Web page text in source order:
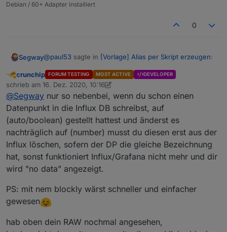
Debian / 60+ Adapter installiert
0
Segway@paul53 sagte in [Vorlage] Alias per Skript erzeugen:
Das Problem mit der DB ist eher der
"storageType".
Ja das hatte ich auch gelesen und habe es einfach
per Hand geändert unter RAW aber dann schreibt die
Influx nicht mehr da sie den Datentyp nicht kennt :-(
Also warte ich mal :-(
Abwesend
crunchip FORUM TESTING MOST ACTIVE DEVELOPER
schrieb am 16. Dez. 2020, 10:16
zuletzt editiert von crunchip
@Segway nur so nebenbei, wenn du schon einen
Datenpunkt in die Influx DB schreibst, auf
(auto/boolean) gestellt hattest und änderst es
nachträglich auf (number) musst du diesen erst aus der
Influx löschen, sofern der DP die gleiche Bezeichnung
hat, sonst funktioniert Influx/Grafana nicht mehr und dir
wird "no data" angezeigt.
PS: mit nem blockly wärst schneller und einfacher
gewesen
hab oben dein RAW nochmal angesehen,